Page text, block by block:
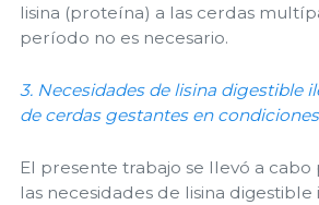
lisina (proteína) a las cerdas
período no es necesario.
3. Necesidades de lisina digestible
de cerdas gestantes en
El presente trabajo se llevó a
las necesidades de lisina digestible